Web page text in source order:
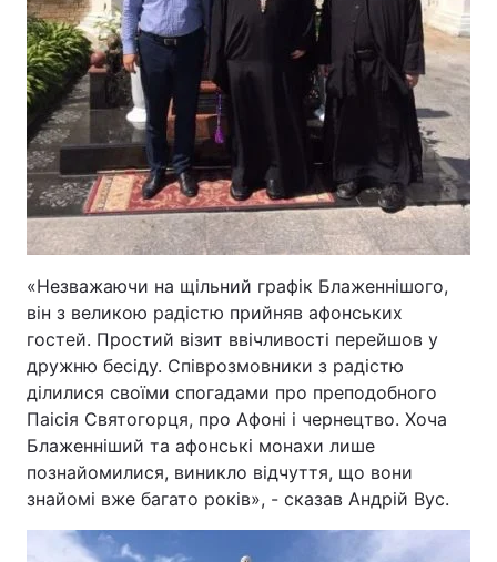
«Незважаючи на щільний графік Блаженнішого,
він з великою радістю прийняв афонських
гостей. Простий візит ввічливості перейшов у
дружню бесіду. Співрозмовники з радістю
ділилися своїми спогадами про преподобного
Паісія Святогорця, про Афоні і чернецтво. Хоча
Блаженніший та афонські монахи лише
познайомилися, виникло відчуття, що вони
знайомі вже багато років», - сказав Андрій Вус.